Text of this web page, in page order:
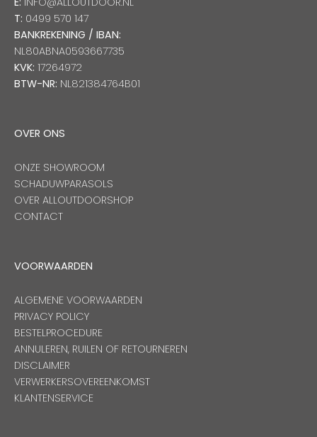
T: 0499 570 147
BANKREKENING / IBAN:
NL80ABNA0593667735
KVK: 17264972
BTW-NR: NL821384764B01
OVER ONS
ONZE SHOWROOM
SCHADUWPARASOLS
OVER ALLOUTDOORSHOP
CONTACT
VOORWAARDEN
ALGEMENE VOORWAARDEN
PRIVACY POLICY
BESTELPROCEDURE
ANNULEREN, RUILEN OF RETOURNEREN
DISCLAIMER
VERWERKERSOVEREENKOMST
KLANTENSERVICE